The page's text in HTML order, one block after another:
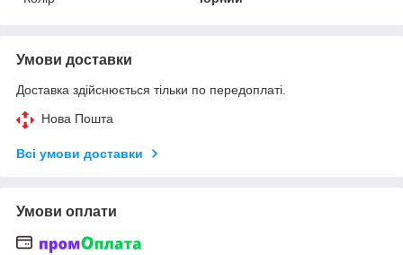
Умови доставки
Доставка здійснюється тільки по передоплаті.
Нова Пошта
Всі умови доставки
Умови оплати